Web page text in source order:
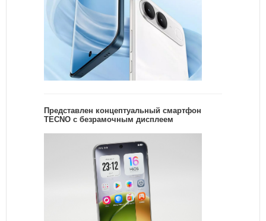
Представлен концептуальный смартфон
TECNO с безрамочным дисплеем